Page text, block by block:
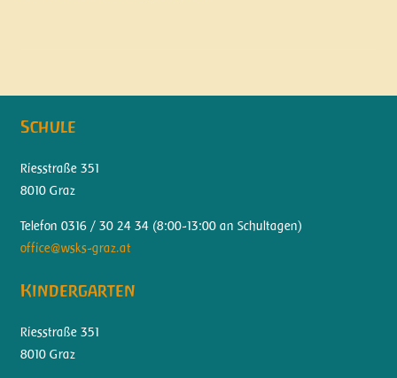
Schule
Riesstraße 351
8010 Graz
Telefon 0316 / 30 24 34 (8:00-13:00 an Schultagen)
office@wsks-graz.at
Kindergarten
Riesstraße 351
8010 Graz